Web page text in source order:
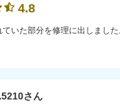
4.8
いた部分を修理に出しまし
さん